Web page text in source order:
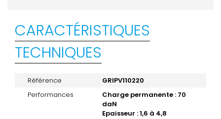
CARACTÉRISTIQUES
TECHNIQUES
Référence
GRIPV110220
Performances
Charge permanente : 70
daN
Epaisseur : 1,6 à 4,8